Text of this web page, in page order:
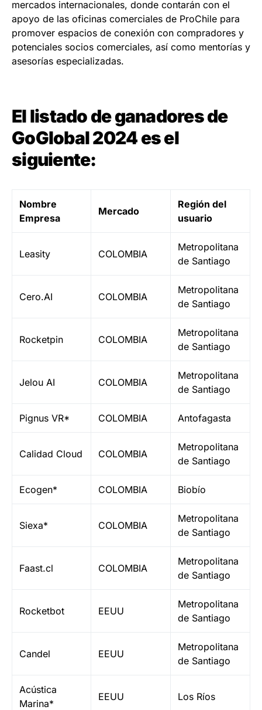
mercados internacionales, donde contarán con el
apoyo de las oficinas comerciales de ProChile para
promover espacios de conexión con compradores y
potenciales socios comerciales, así como mentorías y
asesorías especializadas.
El listado de ganadores de
GoGlobal 2024 es el
siguiente:
Nombre
Empresa
Mercado
Región del
usuario
Leasity COLOMBIA
Metropolitana
de Santiago
Cero.AI COLOMBIA
Metropolitana
de Santiago
Rocketpin COLOMBIA
Metropolitana
de Santiago
Jelou AI COLOMBIA
Metropolitana
de Santiago
Pignus VR* COLOMBIA Antofagasta
Calidad Cloud COLOMBIA
Metropolitana
de Santiago
Ecogen* COLOMBIA Biobío
Siexa* COLOMBIA
Metropolitana
de Santiago
Faast.cl COLOMBIA
Metropolitana
de Santiago
Rocketbot EEUU
Metropolitana
de Santiago
Candel EEUU
Metropolitana
de Santiago
Acústica
Marina*
EEUU Los Ríos